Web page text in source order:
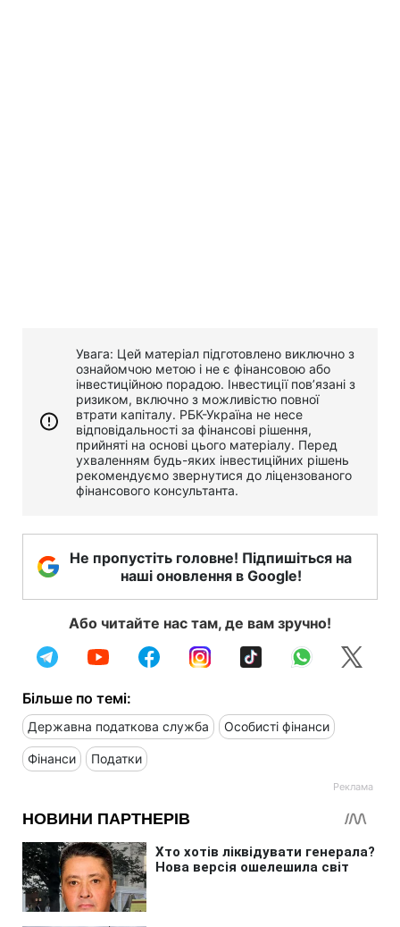
Увага: Цей матеріал підготовлено виключно з
ознайомчою метою і не є фінансовою або
інвестиційною порадою. Інвестиції пов’язані з
ризиком, включно з можливістю повної
втрати капіталу. РБК-Україна не несе
відповідальності за фінансові рішення,
прийняті на основі цього матеріалу. Перед
ухваленням будь-яких інвестиційних рішень
рекомендуємо звернутися до ліцензованого
фінансового консультанта.
Не пропустіть головне! Підпишіться на
наші оновлення в Google!
Або читайте нас там, де вам зручно!
Більше по темі:
Державна податкова служба Особисті фінанси
Фінанси Податки